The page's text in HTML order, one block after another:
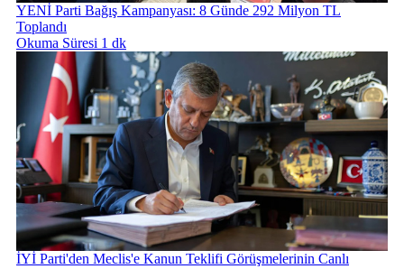
YENİ Parti Bağış Kampanyası: 8 Günde 292 Milyon TL
Toplandı
Okuma Süresi 1 dk
İYİ Parti'den Meclis'e Kanun Teklifi Görüşmelerinin Canlı